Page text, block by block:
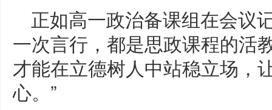
正如高一政治备课组在会议
一次言行，都是思政课程的活
才能在立德树人中站稳立场，
心。”